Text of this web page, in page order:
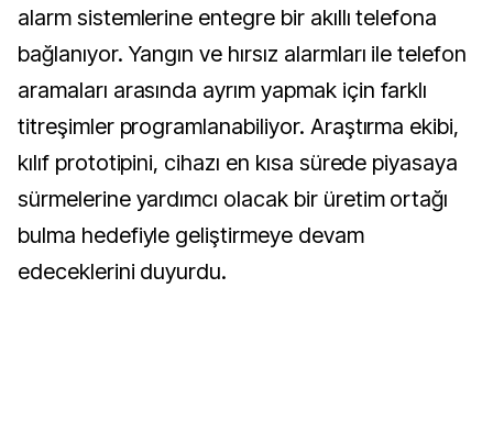
alarm sistemlerine entegre bir akıllı telefona
bağlanıyor. Yangın ve hırsız alarmları ile telefon
aramaları arasında ayrım yapmak için farklı
titreşimler programlanabiliyor. Araştırma ekibi,
kılıf prototipini, cihazı en kısa sürede piyasaya
sürmelerine yardımcı olacak bir üretim ortağı
bulma hedefiyle geliştirmeye devam
edeceklerini duyurdu.